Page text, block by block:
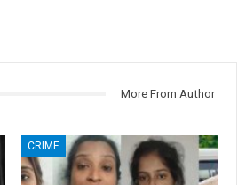
More From Author
CRIME